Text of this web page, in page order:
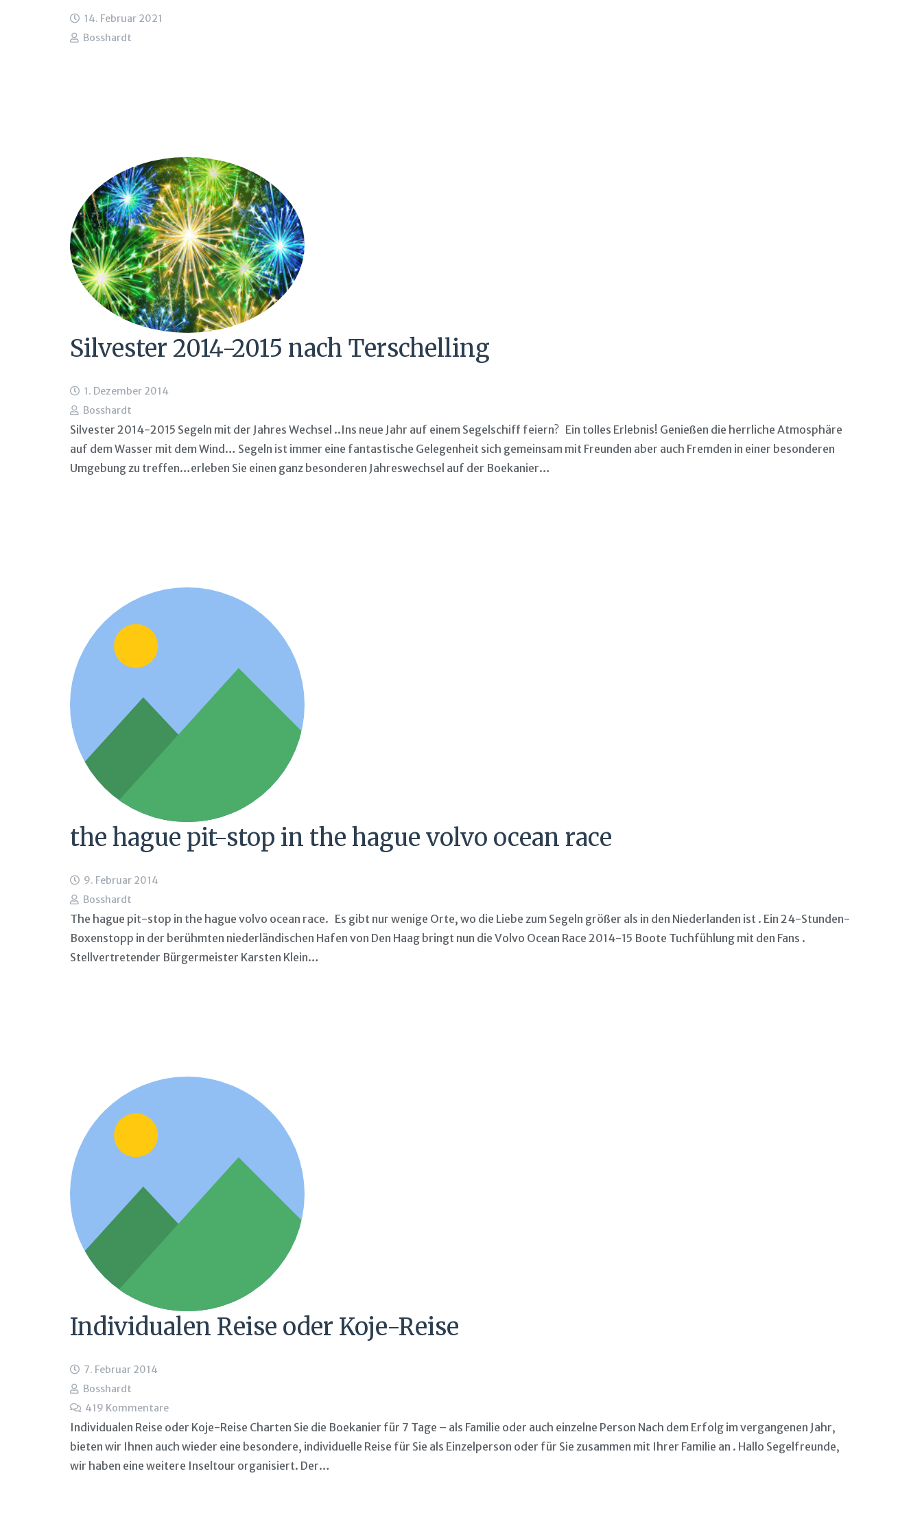
14. Februar 2021
Bosshardt
Silvester 2014-2015 nach Terschelling
1. Dezember 2014
Bosshardt
Silvester 2014-2015 Segeln mit der Jahres Wechsel ..Ins neue Jahr auf einem Segelschiff feiern? Ein tolles Erlebnis! Genießen die herrliche Atmosphäre
auf dem Wasser mit dem Wind… Segeln ist immer eine fantastische Gelegenheit sich gemeinsam mit Freunden aber auch Fremden in einer besonderen
Umgebung zu treffen…erleben Sie einen ganz besonderen Jahreswechsel auf der Boekanier…
the hague pit-stop in the hague volvo ocean race
9. Februar 2014
Bosshardt
The hague pit-stop in the hague volvo ocean race. Es gibt nur wenige Orte, wo die Liebe zum Segeln größer als in den Niederlanden ist . Ein 24-Stunden-
Boxenstopp in der berühmten niederländischen Hafen von Den Haag bringt nun die Volvo Ocean Race 2014-15 Boote Tuchfühlung mit den Fans .
Stellvertretender Bürgermeister Karsten Klein…
Individualen Reise oder Koje-Reise
7. Februar 2014
Bosshardt
419 Kommentare
Individualen Reise oder Koje-Reise Charten Sie die Boekanier für 7 Tage – als Familie oder auch einzelne Person Nach dem Erfolg im vergangenen Jahr,
bieten wir Ihnen auch wieder eine besondere, individuelle Reise für Sie als Einzelperson oder für Sie zusammen mit Ihrer Familie an . Hallo Segelfreunde,
wir haben eine weitere Inseltour organisiert. Der…